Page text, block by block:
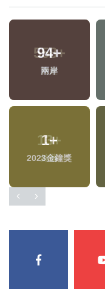
94+
兩岸
1+
2023金鐘獎